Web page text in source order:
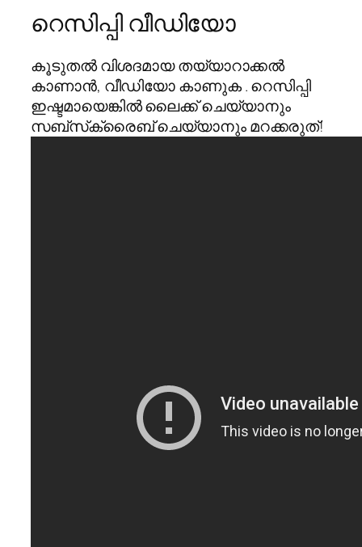
റെസിപ്പി വീഡിയോ
കൂടുതൽ വിശദമായ തയ്യാറാക്കൽ
കാണാൻ, വീഡിയോ കാണുക . റെസിപ്പി
ഇഷ്ടമായെങ്കിൽ ലൈക്ക് ചെയ്യാനും
സബ്‌സ്‌ക്രൈബ് ചെയ്യാനും മറക്കരുത്!